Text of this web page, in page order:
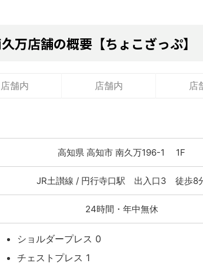
万店舗の概要【ちょこざっぷ】
店舗内 店舗内 店
高知県 高知市 南久万196-1 1F
JR土讃線 / 円行寺口駅 出入口3 徒歩8
24時間・年中無休
ショルダープレス 0
チェストプレス 1